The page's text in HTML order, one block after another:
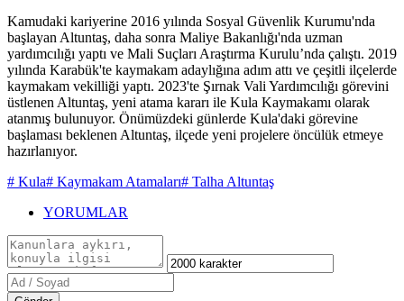
Kamudaki kariyerine 2016 yılında Sosyal Güvenlik Kurumu'nda
başlayan Altuntaş, daha sonra Maliye Bakanlığı'nda uzman
yardımcılığı yaptı ve Mali Suçları Araştırma Kurulu’nda çalıştı. 2019
yılında Karabük'te kaymakam adaylığına adım attı ve çeşitli ilçelerde
kaymakam vekilliği yaptı. 2023'te Şırnak Vali Yardımcılığı görevini
üstlenen Altuntaş, yeni atama kararı ile Kula Kaymakamı olarak
atanmış bulunuyor. Önümüzdeki günlerde Kula'daki görevine
başlaması beklenen Altuntaş, ilçede yeni projelere öncülük etmeye
hazırlanıyor.
# Kula# Kaymakam Atamaları# Talha Altuntaş
YORUMLAR